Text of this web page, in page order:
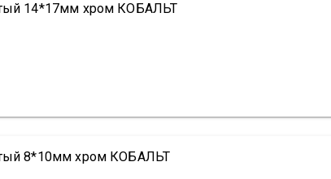
14*17мм хром КОБАЛЬТ
8*10мм хром КОБАЛЬТ